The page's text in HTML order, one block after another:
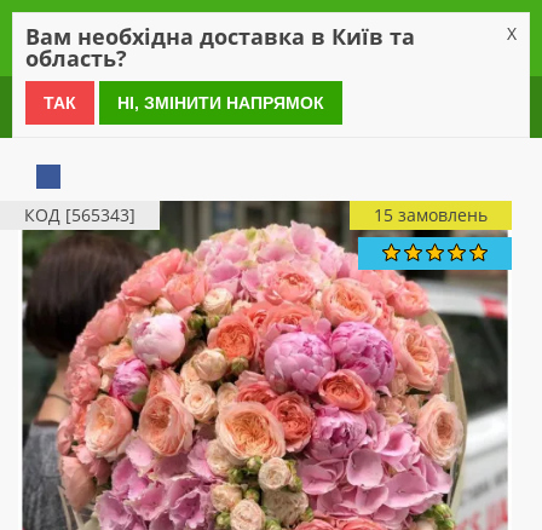
0 800 21 54 55
КОД [565343] 15 замовлень
Вам необхідна доставка в Київ та
область?
X
ТАК НІ, ЗМІНИТИ НАПРЯМОК